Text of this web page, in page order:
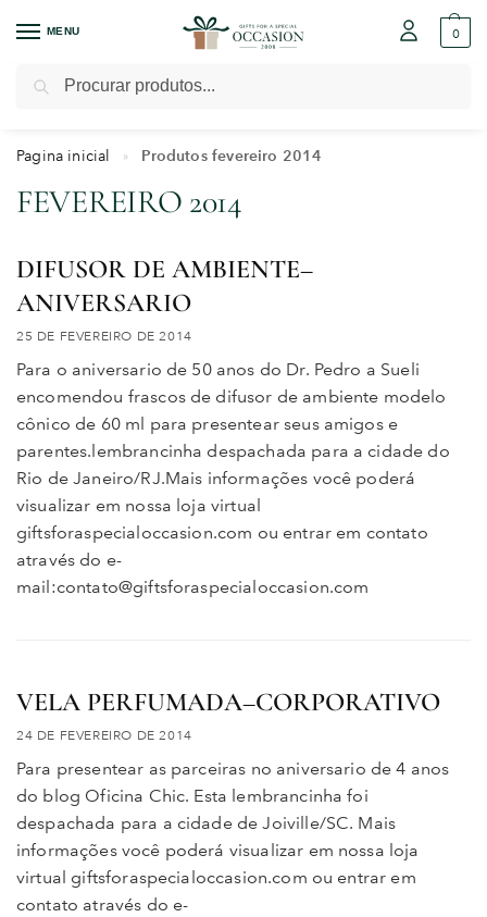
MENU 0
Pagina inicial » Produtos fevereiro 2014
FEVEREIRO 2014
DIFUSOR DE AMBIENTE–
ANIVERSARIO
25 DE FEVEREIRO DE 2014
Para o aniversario de 50 anos do Dr. Pedro a Sueli
encomendou frascos de difusor de ambiente modelo
cônico de 60 ml para presentear seus amigos e
parentes.lembrancinha despachada para a cidade do
Rio de Janeiro/RJ.Mais informações você poderá
visualizar em nossa loja virtual
giftsforaspecialoccasion.com ou entrar em contato
através do e-
mail:contato@giftsforaspecialoccasion.com
VELA PERFUMADA–CORPORATIVO
24 DE FEVEREIRO DE 2014
Para presentear as parceiras no aniversario de 4 anos
do blog Oficina Chic. Esta lembrancinha foi
despachada para a cidade de Joiville/SC. Mais
informações você poderá visualizar em nossa loja
virtual giftsforaspecialoccasion.com ou entrar em
contato através do e-